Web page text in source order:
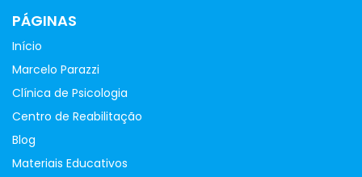
PÁGINAS
Início
Marcelo Parazzi
Clínica de Psicologia
Centro de Reabilitação
Blog
Materiais Educativos